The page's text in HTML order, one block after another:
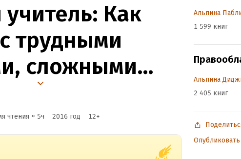
Как
трудными
сложными
и получать
чтения ≈ 5ч 2016 год 12+
Альпина
1 599 книг
Альпина
2 405 книг